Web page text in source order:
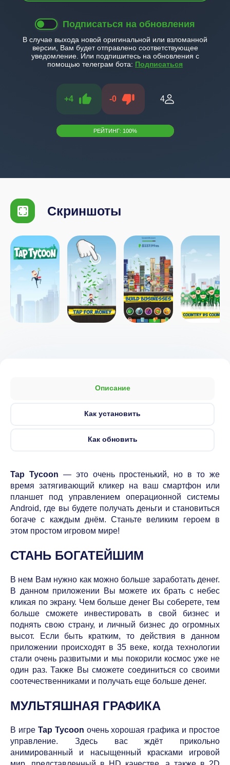
Подписаться на обновления
В случае выхода новой оригинальной или взломанной
версии, Вам будет отправлено соответствующее
уведомление. Или подпишитесь на обновления с
помощью телеграм бота: Подписаться
+4 -0 4
РЕЙТИНГ: 100%
Скриншоты
Описание
Как установить
Как обновить
Tap Tycoon — это очень простенький, но в то же
время затягивающий кликер на ваш смартфон или
планшет под управлением операционной системы
Android, где вы будете получать деньги и становиться
богаче с каждым днём. Станьте великим героем в
этом простом игровом мире!
СТАНЬ БОГАТЕЙШИМ
В нем Вам нужно как можно больше заработать денег.
В данном приложении Вы можете их брать с небес
кликая по экрану. Чем больше денег Вы соберете, тем
больше сможете инвестировать в свой бизнес и
поднять свою страну, и личный бизнес до огромных
высот. Если быть кратким, то действия в данном
приложении происходят в 35 веке, когда технологии
стали очень развитыми и мы покорили космос уже не
один раз. Также Вы сможете соединиться со своими
соотечественниками и получать еще больше денег.
МУЛЬТЯШНАЯ ГРАФИКА
В игре Tap Tycoon очень хорошая графика и простое
управление. Здесь вас ждёт прикольно
анимированный и насыщенный красками игровой